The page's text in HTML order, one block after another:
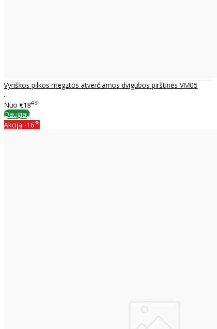
Vyriškos pilkos megztos atverčiamos dvigubos pirštinės VM05
..
Nuo €1849
Daugiau
Akcija -16%